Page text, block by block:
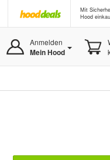
Mit
Hood
Anmelden
Mein Hood